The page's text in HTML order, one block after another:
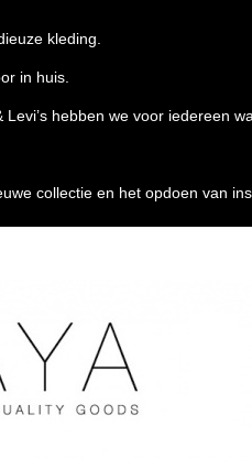
kleding.
in huis.
hebben we voor iedereen
collectie en het opdoen van